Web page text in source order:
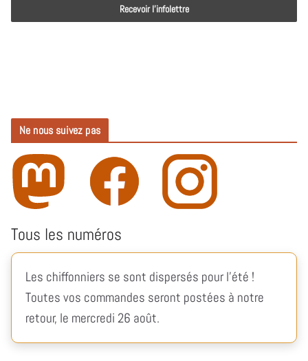
Tous les numéros
Les chiffonniers se sont dispersés pour l’été !
Toutes vos commandes seront postées à notre
retour, le mercredi 26 août.
Ne nous suivez pas